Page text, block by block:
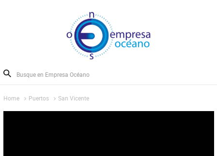
Home Puertos San Vicente